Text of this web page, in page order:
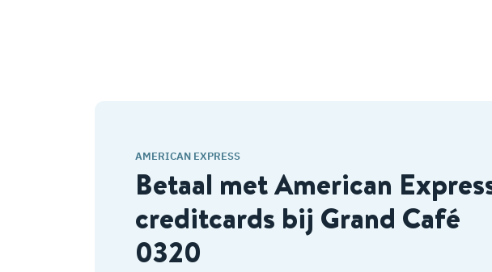
AMERICAN EXPRESS
Betaal met American
creditcards bij Grand Café
0320